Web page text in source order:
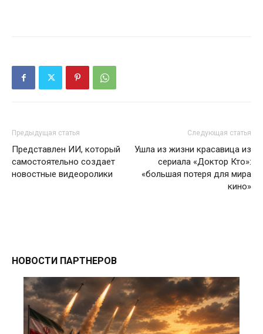
Предыдущая статья
Представлен ИИ, который
самостоятельно создает
новостные видеоролики
Следующая статья
Ушла из жизни красавица из
сериала «Доктор Кто»:
«большая потеря для мира
кино»
НОВОСТИ ПАРТНЕРОВ